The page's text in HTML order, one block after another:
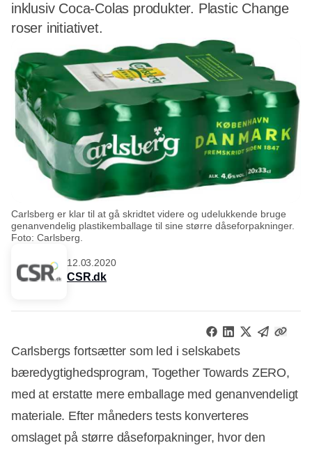
inklusiv Coca-Colas produkter. Plastic Change
roser initiativet.
Carlsberg er klar til at gå skridtet videre og udelukkende bruge
genanvendelig plastikemballage til sine større dåseforpakninger.
Foto: Carlsberg.
12.03.2020
CSR.dk
Carlsbergs fortsætter som led i selskabets
bæredygtighedsprogram, Together Towards ZERO,
med at erstatte mere emballage med genanvendeligt
materiale. Efter måneders tests konverteres
omslaget på større dåseforpakninger, hvor den